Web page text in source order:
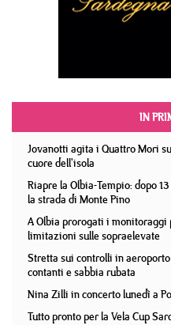
IN
Jovanotti agita i Quattro Mori
cuore dell'isola
Riapre la Olbia-Tempio: dopo
la strada di Monte Pino
A Olbia prorogati i
limitazioni sulle sopraelevate
Stretta sui controlli in
contanti e sabbia rubata
Nina Zilli in concerto lunedì a
Tutto pronto per la Vela Cup